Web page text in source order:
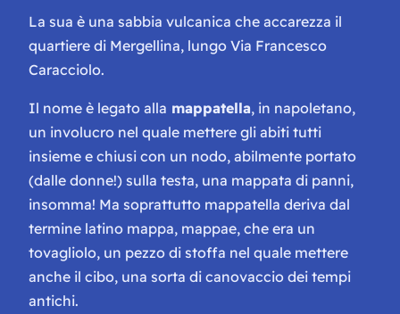
La sua è una sabbia vulcanica che accarezza il
quartiere di Mergellina, lungo Via Francesco
Caracciolo.
Il nome è legato alla mappatella, in napoletano,
un involucro nel quale mettere gli abiti tutti
insieme e chiusi con un nodo, abilmente portato
(dalle donne!) sulla testa, una mappata di panni,
insomma! Ma soprattutto mappatella deriva dal
termine latino mappa, mappae, che era un
tovagliolo, un pezzo di stoffa nel quale mettere
anche il cibo, una sorta di canovaccio dei tempi
antichi.